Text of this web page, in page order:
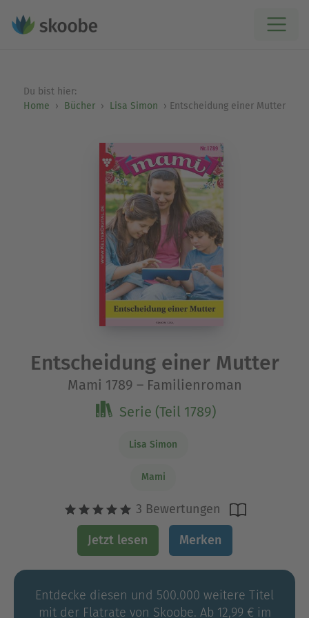
Du bist hier:
Home
Bücher Lisa Simon Entscheidung einer Mutter
Entscheidung einer Mutter
Mami 1789 – Familienroman
Serie (Teil 1789)
Lisa Simon
Mami
3 Bewertungen
Jetzt lesen Merken
Entdecke diesen und 500.000 weitere Titel
mit der Flatrate von Skoobe. Ab 12,99 € im